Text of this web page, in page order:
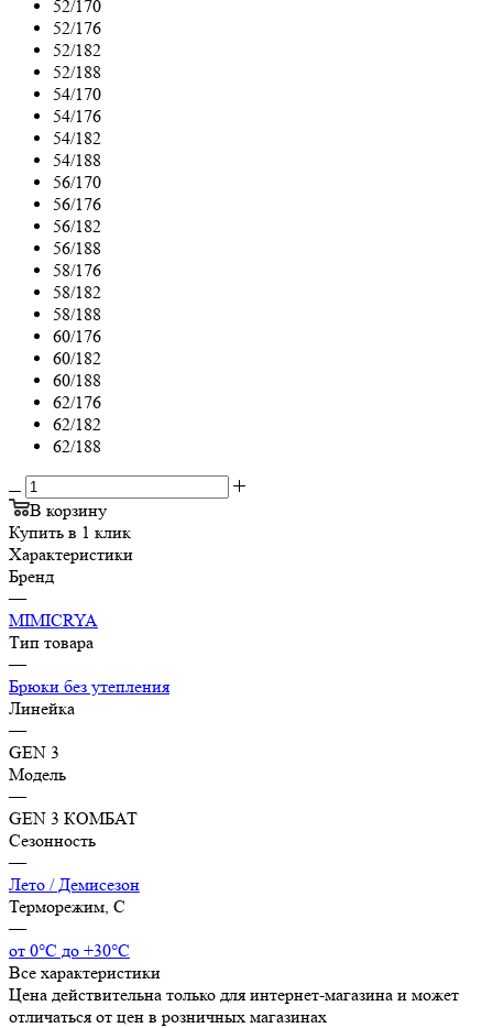
52/170
52/176
52/182
52/188
54/170
54/176
54/182
54/188
56/170
56/176
56/182
56/188
58/176
58/182
58/188
60/176
60/182
60/188
62/176
62/182
62/188
В корзину
Купить в 1 клик
Характеристики
Бренд
—
MIMICRYA
Тип товара
—
Брюки без утепления
Линейка
—
GEN 3
Модель
—
GEN 3 КОМБАТ
Сезонность
—
Лето / Демисезон
Терморежим, C
—
от 0°С до +30°С
Все характеристики
Цена действительна только для интернет-магазина и может
отличаться от цен в розничных магазинах